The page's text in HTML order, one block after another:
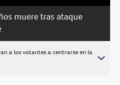
muere tras ataque
a los votantes a centrarse en la